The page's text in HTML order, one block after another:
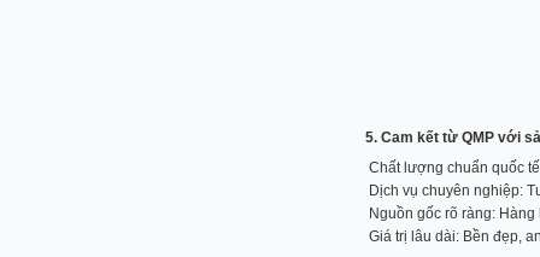
5. Cam kết từ QMP với
Chất lượng chuẩn quốc
Dịch vụ chuyên nghiệp:
Nguồn gốc rõ ràng:
Giá trị lâu dài: Bền đẹp,